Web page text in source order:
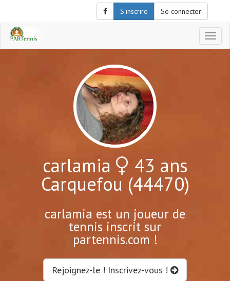
S'inscrire Se connecter
le
carlamia 43 ans
Carquefou (44470)
carlamia est un joueur de
tennis inscrit sur
partennis.com !
Rejoignez-le ! Inscrivez-vous !